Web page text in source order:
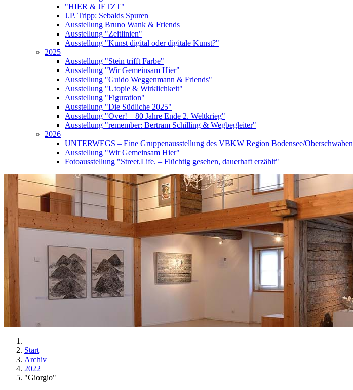
"HIER & JETZT"
J.P. Tripp: Sebalds Spuren
Ausstellung Bruno Wank & Friends
Ausstellung "Zeitlinien"
Ausstellung "Kunst digital oder digitale Kunst?"
2025
Ausstellung "Stein trifft Farbe"
Ausstellung "Wir Gemeinsam Hier"
Ausstellung "Guido Weggenmann & Friends"
Ausstellung "Utopie & Wirklichkeit"
Ausstellung "Figuration"
Ausstellung "Die Südliche 2025"
Ausstellung "Over! – 80 Jahre Ende 2. Weltkrieg"
Ausstellung "remember: Bertram Schilling & Wegbegleiter"
2026
UNTERWEGS – Eine Gruppenausstellung des VBKW Region Bodensee/Oberschwaben
Ausstellung "Wir Gemeinsam Hier"
Fotoausstellung "Street.Life. – Flüchtig gesehen, dauerhaft erzählt"
Start
Archiv
2022
"Giorgio"